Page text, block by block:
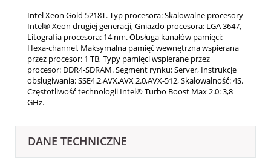
Intel Xeon Gold 5218T. Typ procesora: Skalowalne procesory
Intel® Xeon drugiej generacji, Gniazdo procesora: LGA 3647,
Litografia procesora: 14 nm. Obsługa kanałów pamięci:
Hexa-channel, Maksymalna pamięć wewnętrzna wspierana
przez procesor: 1 TB, Typy pamięci wspierane przez
procesor: DDR4-SDRAM. Segment rynku: Server, Instrukcje
obsługiwania: SSE4.2,AVX,AVX 2.0,AVX-512, Skalowalność: 4S.
Częstotliwość technologii Intel® Turbo Boost Max 2.0: 3,8
GHz.
DANE TECHNICZNE